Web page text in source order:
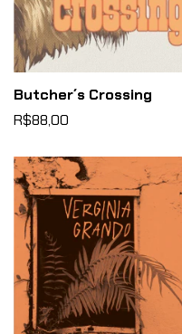
Butcher´s Crossing
R$88,00